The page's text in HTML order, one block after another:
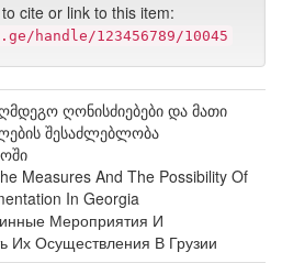
cite or link to this item:
handle/123456789/10045
ღონისძიებები და მათი
შესაძლებლობა
Measures And The Possibility Of
In Georgia
Мероприятия И
Их Осуществления В Грузии